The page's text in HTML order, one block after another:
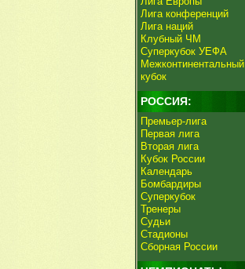
Лига конференций
Лига наций
Клубный ЧМ
Суперкубок УЕФА
Межконтинентальный
кубок
РОССИЯ:
Премьер-лига
Первая лига
Вторая лига
Кубок России
Календарь
Бомбардиры
Суперкубок
Тренеры
Судьи
Стадионы
Сборная России